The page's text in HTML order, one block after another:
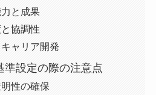
と成果
協調性
ャリア開発
準設定の際の注意点
性の確保